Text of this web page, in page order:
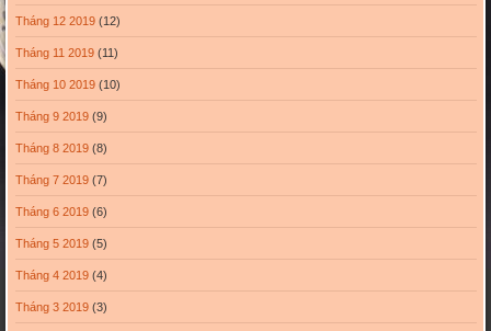
Tháng 12 2019(12)
Tháng 11 2019(11)
Tháng 10 2019(10)
Tháng 9 2019(9)
Tháng 8 2019(8)
Tháng 7 2019(7)
Tháng 6 2019(6)
Tháng 5 2019(5)
Tháng 4 2019(4)
Tháng 3 2019(3)